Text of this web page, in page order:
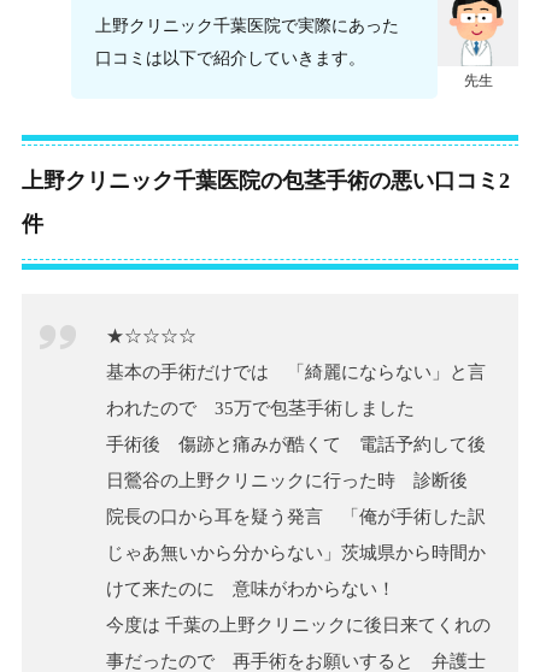
先生
上野クリニック千葉医院で実際にあった
口コミは以下で紹介していきます。
上野クリニック千葉医院の包茎手術の悪い口コミ2
件
★☆☆☆☆
基本の手術だけでは 「綺麗にならない」と言
われたので 35万で包茎手術しました
手術後 傷跡と痛みが酷くて 電話予約して後
日鶯谷の上野クリニックに行った時 診断後
院長の口から耳を疑う発言 「俺が手術した訳
じゃあ無いから分からない」茨城県から時間か
けて来たのに 意味がわからない！
今度は 千葉の上野クリニックに後日来てくれの
事だったので 再手術をお願いすると 弁護士